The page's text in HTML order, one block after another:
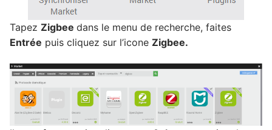
Tapez Zigbee dans le menu de recherche, faites
Entrée puis cliquez sur l’icone Zigbee.